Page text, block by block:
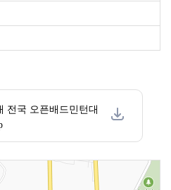
전국 오픈배드민턴대